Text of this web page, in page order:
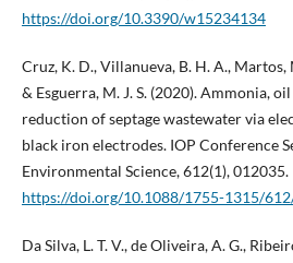
https://doi.org/10.3390/w15234134
Cruz, K. D., Villanueva, B. H. A., Martos,
& Esguerra, M. J. S. (2020). Ammonia,
reduction of septage wastewater via
black iron electrodes. IOP Conference
Environmental Science, 612(1), 012035.
https://doi.org/10.1088/1755-1315/
Da Silva, L. T. V., de Oliveira, A. G.,